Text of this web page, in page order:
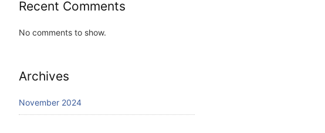
Recent Comments
No comments to show.
Archives
November 2024